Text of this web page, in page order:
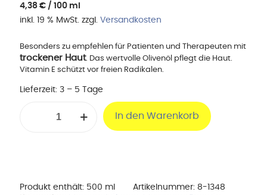
4,38 € / 100 ml
inkl. 19 % MwSt. zzgl. Versandkosten
Besonders zu empfehlen für Patienten und Therapeuten mit
trockener Haut. Das wertvolle Olivenöl pflegt die Haut.
Vitamin E schützt vor freien Radikalen.
Lieferzeit: 3 – 5 Tage
Massagelotion
Menge
In den Warenkorb
Produkt enthält: 500 ml Artikelnummer: 8-1348